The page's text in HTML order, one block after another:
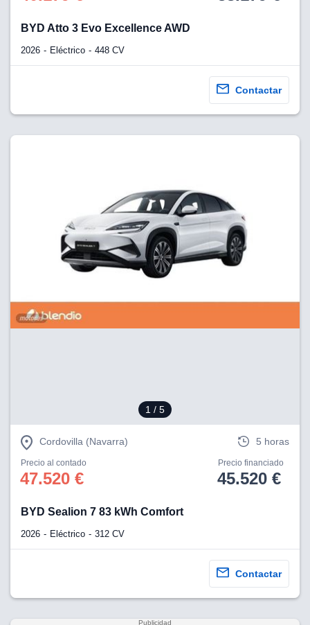
BYD Atto 3 Evo Excellence AWD
2026 Eléctrico 448 CV
Contactar
1 / 5
Cordovilla (Navarra) 5 horas
Precio al contado
47.520 €
Precio financiado
45.520 €
BYD Sealion 7 83 kWh Comfort
2026 Eléctrico 312 CV
Contactar